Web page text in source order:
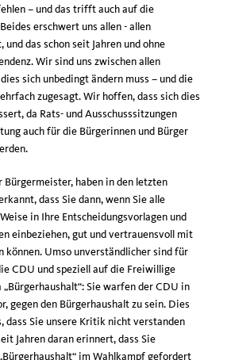
– und das trifft auch auf die
erschwert uns allen - allen
das schon seit Jahren und ohne
Wir sind uns zwischen allen
sich unbedingt ändern muss – und die
zugesagt. Wir hoffen, dass sich dies
da Rats- und Ausschusssitzungen
auch für die Bürgerinnen und Bürger
Bürgermeister, haben in den letzten
dass Sie dann, wenn Sie alle
in Ihre Entscheidungsvorlagen und
einbeziehen, gut und vertrauensvoll mit
können. Umso unverständlicher sind für
CDU und speziell auf die Freiwillige
„Bürgerhaushalt“: Sie warfen der CDU in
gegen den Bürgerhaushalt zu sein. Dies
dass Sie unsere Kritik nicht verstanden
Jahren daran erinnert, dass Sie
im Wahlkampf gefordert